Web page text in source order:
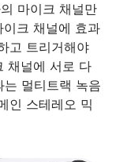
마이크 채널만
크 채널에 효과
고 트리거해야
채널에 서로 다
멀티트랙 녹음
인 스테레오 믹